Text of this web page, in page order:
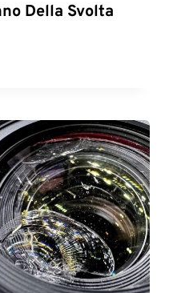
Della Svolta